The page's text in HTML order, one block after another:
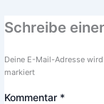
Schreibe
Deine E-Mail-Adresse
markiert
Kommentar *